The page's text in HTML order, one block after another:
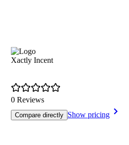
Xactly Incent
0 Reviews
Compare directly Show pricing